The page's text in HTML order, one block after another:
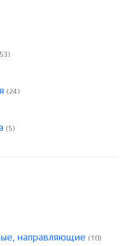
(24)
(5)
направляющие (10)